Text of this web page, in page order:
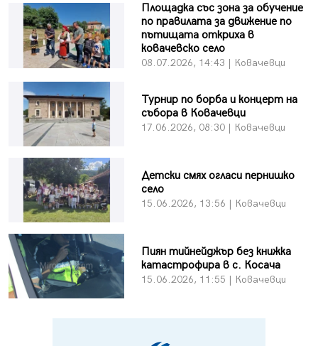
Площадка със зона за обучение
по правилата за движение по
пътищата откриха в
ковачевско село
08.07.2026, 14:43 | Ковачевци
Турнир по борба и концерт на
събора в Ковачевци
17.06.2026, 08:30 | Ковачевци
Детски смях огласи пернишко
село
15.06.2026, 13:56 | Ковачевци
Пиян тийнейджър без книжка
катастрофира в с. Косача
15.06.2026, 11:55 | Ковачевци